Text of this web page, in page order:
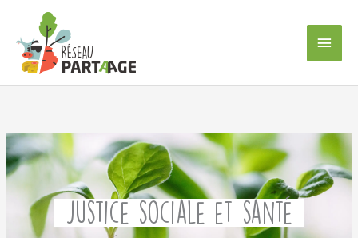
contenu
Justice sociale et santé